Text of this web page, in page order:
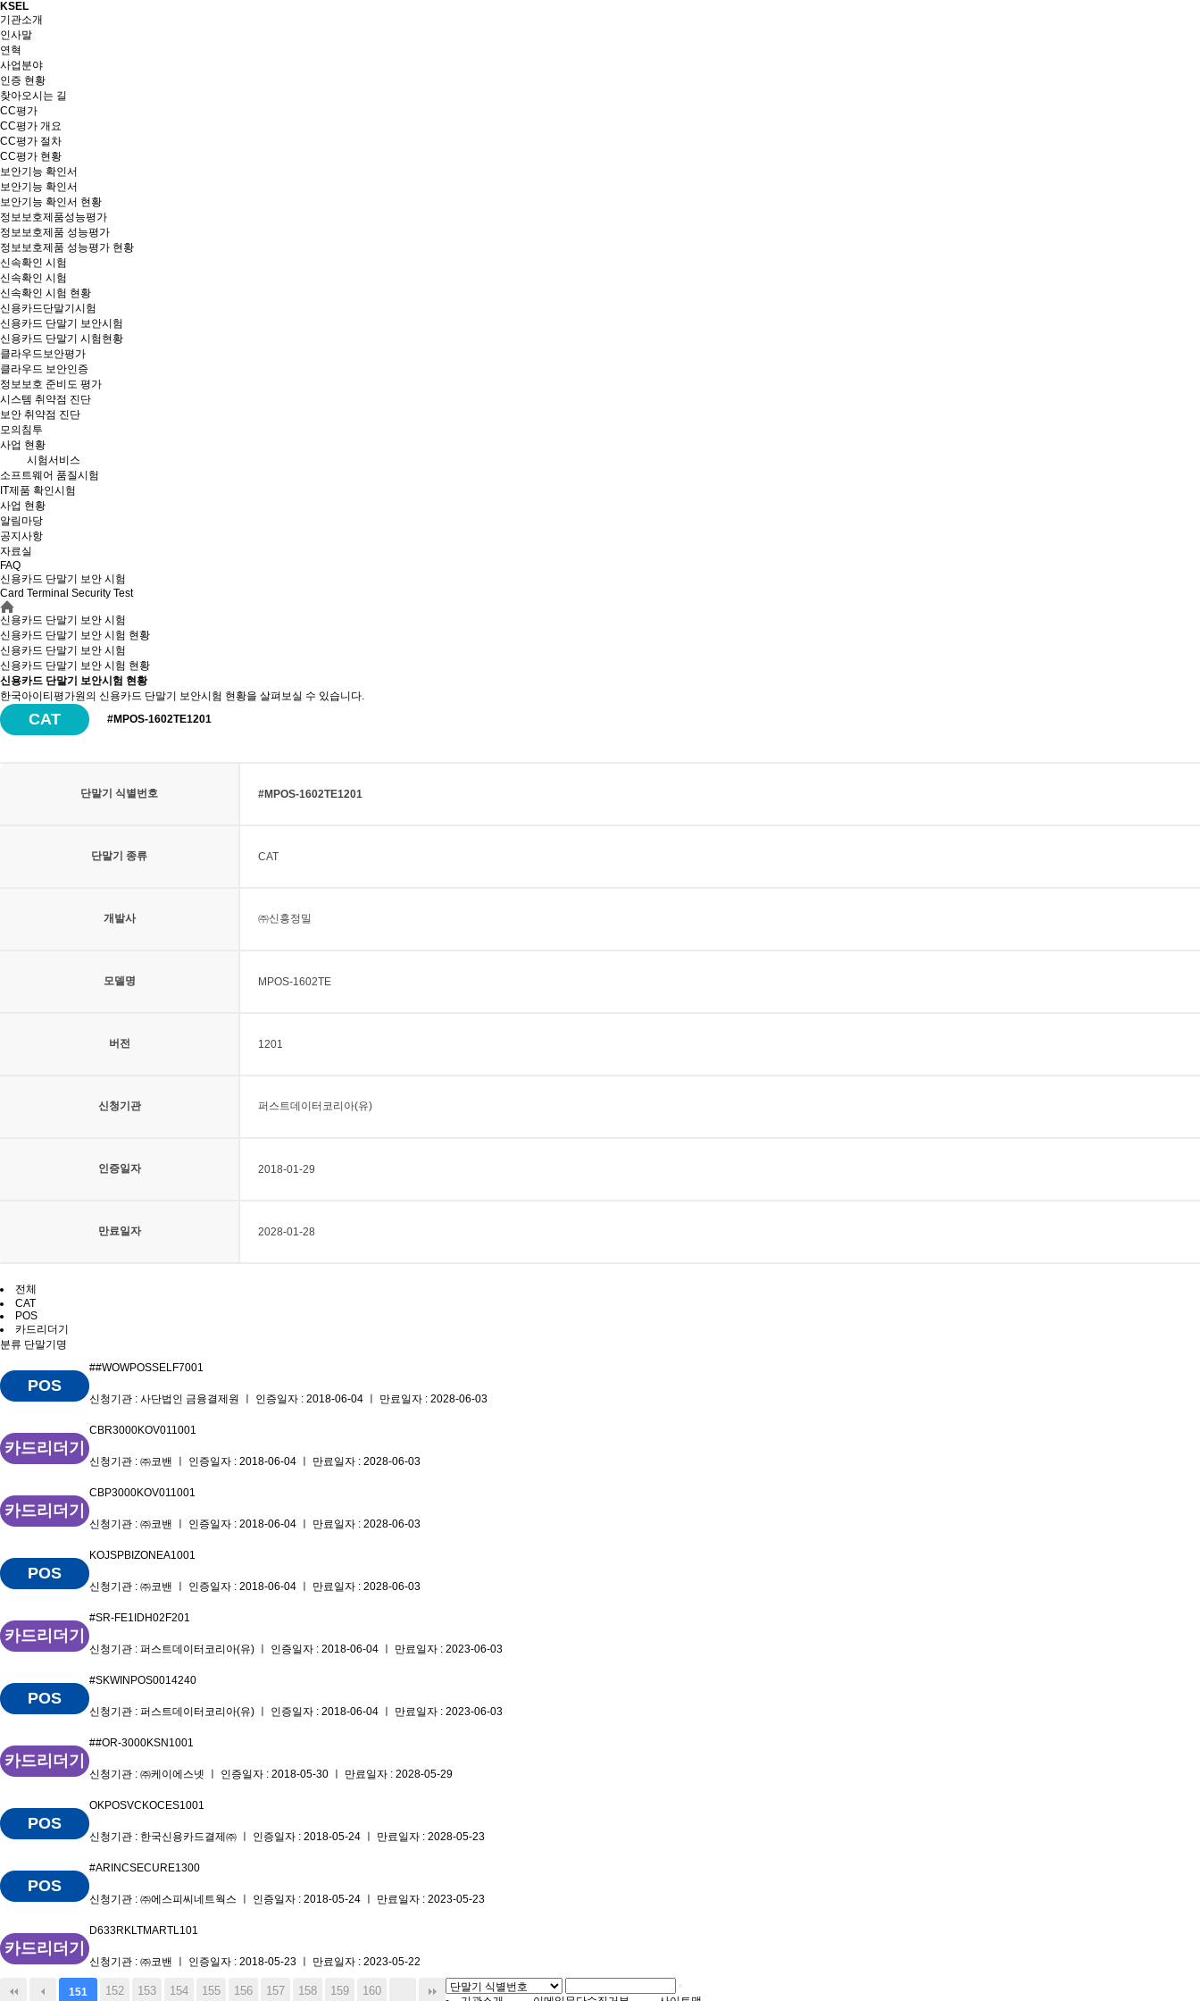
KSEL
기관소개
인사말
연혁
사업분야
인증 현황
찾아오시는 길
CC평가
CC평가 개요
CC평가 절차
CC평가 현황
보안기능 확인서
보안기능 확인서
보안기능 확인서 현황
정보보호제품성능평가
정보보호제품 성능평가
정보보호제품 성능평가 현황
신속확인 시험
신속확인 시험
신속확인 시험 현황
신용카드단말기시험
신용카드 단말기 보안시험
신용카드 단말기 시험현황
클라우드보안평가
클라우드 보안인증
정보보호 준비도 평가
시스템 취약점 진단
보안 취약점 진단
모의침투
사업 현황
시험서비스
소프트웨어 품질시험
IT제품 확인시험
사업 현황
알림마당
공지사항
자료실
FAQ
신용카드 단말기 보안 시험
Card Terminal Security Test
신용카드 단말기 보안 시험
신용카드 단말기 보안 시험 현황
신용카드 단말기 보안 시험
신용카드 단말기 보안 시험 현황
신용카드 단말기 보안시험 현황
한국아이티평가원의 신용카드 단말기 보안시험 현황을 살펴보실 수 있습니다.
CAT #MPOS-1602TE1201
단말기 식별번호 #MPOS-1602TE1201
단말기 종류 CAT
개발사 ㈜신흥정밀
모델명 MPOS-1602TE
버전 1201
신청기관 퍼스트데이터코리아(유)
인증일자 2018-01-29
만료일자 2028-01-28
전체
CAT
POS
카드리더기
분류 단말기명
POS
##WOWPOSSELF7001
신청기관 : 사단법인 금융결제원 ㅣ 인증일자 : 2018-06-04 ㅣ 만료일자 : 2028-06-03
카드리더기
CBR3000KOV011001
신청기관 : ㈜코밴 ㅣ 인증일자 : 2018-06-04 ㅣ 만료일자 : 2028-06-03
카드리더기
CBP3000KOV011001
신청기관 : ㈜코밴 ㅣ 인증일자 : 2018-06-04 ㅣ 만료일자 : 2028-06-03
POS
KOJSPBIZONEA1001
신청기관 : ㈜코밴 ㅣ 인증일자 : 2018-06-04 ㅣ 만료일자 : 2028-06-03
카드리더기
#SR-FE1IDH02F201
신청기관 : 퍼스트데이터코리아(유) ㅣ 인증일자 : 2018-06-04 ㅣ 만료일자 : 2023-06-03
POS
#SKWINPOS0014240
신청기관 : 퍼스트데이터코리아(유) ㅣ 인증일자 : 2018-06-04 ㅣ 만료일자 : 2023-06-03
카드리더기
##OR-3000KSN1001
신청기관 : ㈜케이에스넷 ㅣ 인증일자 : 2018-05-30 ㅣ 만료일자 : 2028-05-29
POS
OKPOSVCKOCES1001
신청기관 : 한국신용카드결제㈜ ㅣ 인증일자 : 2018-05-24 ㅣ 만료일자 : 2028-05-23
POS
#ARINCSECURE1300
신청기관 : ㈜에스피씨네트웍스 ㅣ 인증일자 : 2018-05-24 ㅣ 만료일자 : 2023-05-23
카드리더기
D633RKLTMARTL101
신청기관 : ㈜코밴 ㅣ 인증일자 : 2018-05-23 ㅣ 만료일자 : 2023-05-22
151 152 153 154 155 156 157 158 159 160